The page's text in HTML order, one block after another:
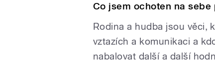
Co jsem ochoten na sebe
Rodina a hudba jsou věci,
vztazích a komunikaci a
nabalovat další a další